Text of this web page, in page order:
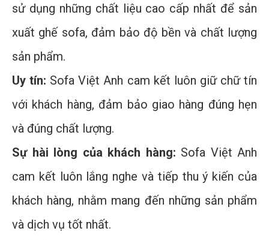
sử dụng những chất liệu cao cấp nhất để sản
xuất ghế sofa, đảm bảo độ bền và chất lượng
sản phẩm.
Uy tín: Sofa Việt Anh cam kết luôn giữ chữ tín
với khách hàng, đảm bảo giao hàng đúng hẹn
và đúng chất lượng.
Sự hài lòng của khách hàng: Sofa Việt Anh
cam kết luôn lắng nghe và tiếp thu ý kiến của
khách hàng, nhằm mang đến những sản phẩm
và dịch vụ tốt nhất.